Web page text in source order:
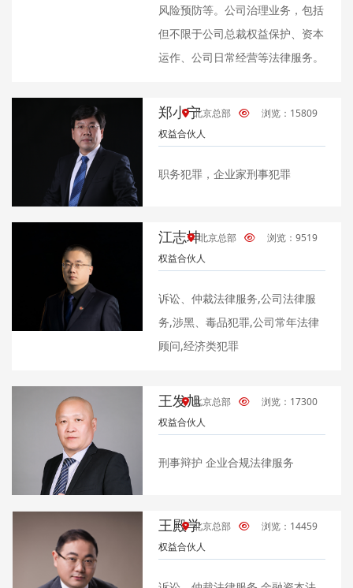
风险预防等。公司治理业务，包括
但不限于公司总裁权益保护、资本
运作、公司日常经营等法律服务。
郑小宁
权益合伙人
北京总部 浏览：15809
职务犯罪，企业家刑事犯罪
江志坤
权益合伙人
北京总部 浏览：9519
诉讼、仲裁法律服务,公司法律服
务,涉黑、毒品犯罪,公司常年法律
顾问,经济类犯罪
王发旭
权益合伙人
北京总部 浏览：17300
刑事辩护 企业合规法律服务
王殿学
权益合伙人
北京总部 浏览：14459